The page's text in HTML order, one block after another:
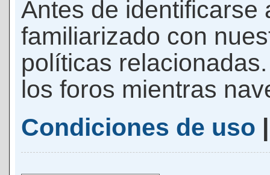
Antes de identificarse
familiarizado con
políticas
los foros mientras
Condiciones de uso